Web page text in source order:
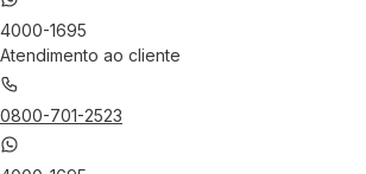
4000-1695
Atendimento ao cliente
0800-701-2523